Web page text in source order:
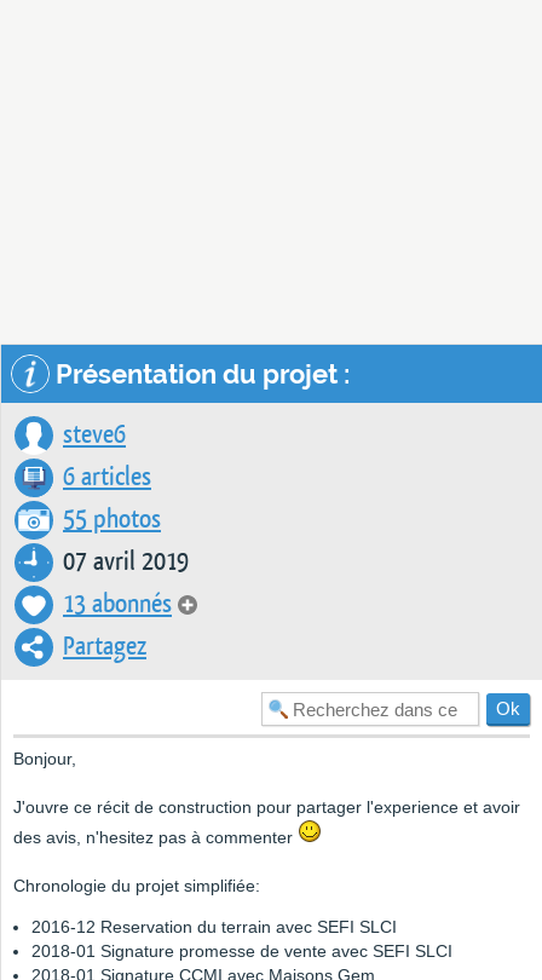
Présentation du projet :
steve6
6 articles
55 photos
07 avril 2019
13 abonnés
Partagez
Bonjour,
J'ouvre ce récit de construction pour partager l'experience et avoir
des avis, n'hesitez pas à commenter
Chronologie du projet simplifiée:
2016-12 Reservation du terrain avec SEFI SLCI
2018-01 Signature promesse de vente avec SEFI SLCI
2018-01 Signature CCMI avec Maisons Gem